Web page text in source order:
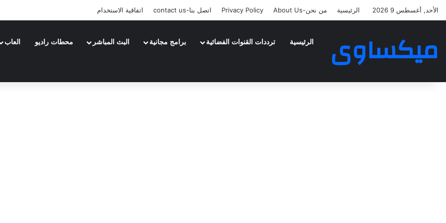
الأحد, أغسطس 9 2026 الرئيسية من نحن-About Us Privacy Policy اتصل بنا-contact us اتفاقية الاستخدام
ميكساوى الرئيسية ترددات القنوات الفضائية برامج مجانية البث المباشر محطات راديو العاب